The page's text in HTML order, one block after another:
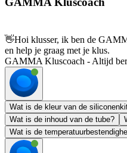
👋Hoi klusser, ik ben de
en help je graag met je klus.
GAMMA Kluscoach - Altijd
Wat is de kleur van de
Wat is de inhoud van de tube?
Wat is de